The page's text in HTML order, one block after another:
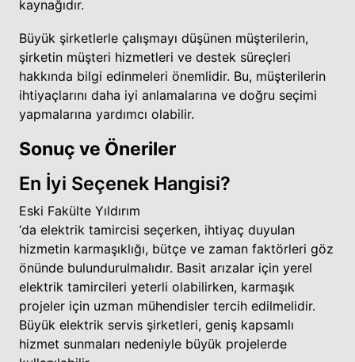
kaynağıdır.
Büyük şirketlerle çalışmayı düşünen müşterilerin,
şirketin müşteri hizmetleri ve destek süreçleri
hakkında bilgi edinmeleri önemlidir. Bu, müşterilerin
ihtiyaçlarını daha iyi anlamalarına ve doğru seçimi
yapmalarına yardımcı olabilir.
Sonuç ve Öneriler
En İyi Seçenek Hangisi?
Eski Fakülte Yıldırım
‘da elektrik tamircisi seçerken, ihtiyaç duyulan
hizmetin karmaşıklığı, bütçe ve zaman faktörleri göz
önünde bulundurulmalıdır. Basit arızalar için yerel
elektrik tamircileri yeterli olabilirken, karmaşık
projeler için uzman mühendisler tercih edilmelidir.
Büyük elektrik servis şirketleri, geniş kapsamlı
hizmet sunmaları nedeniyle büyük projelerde